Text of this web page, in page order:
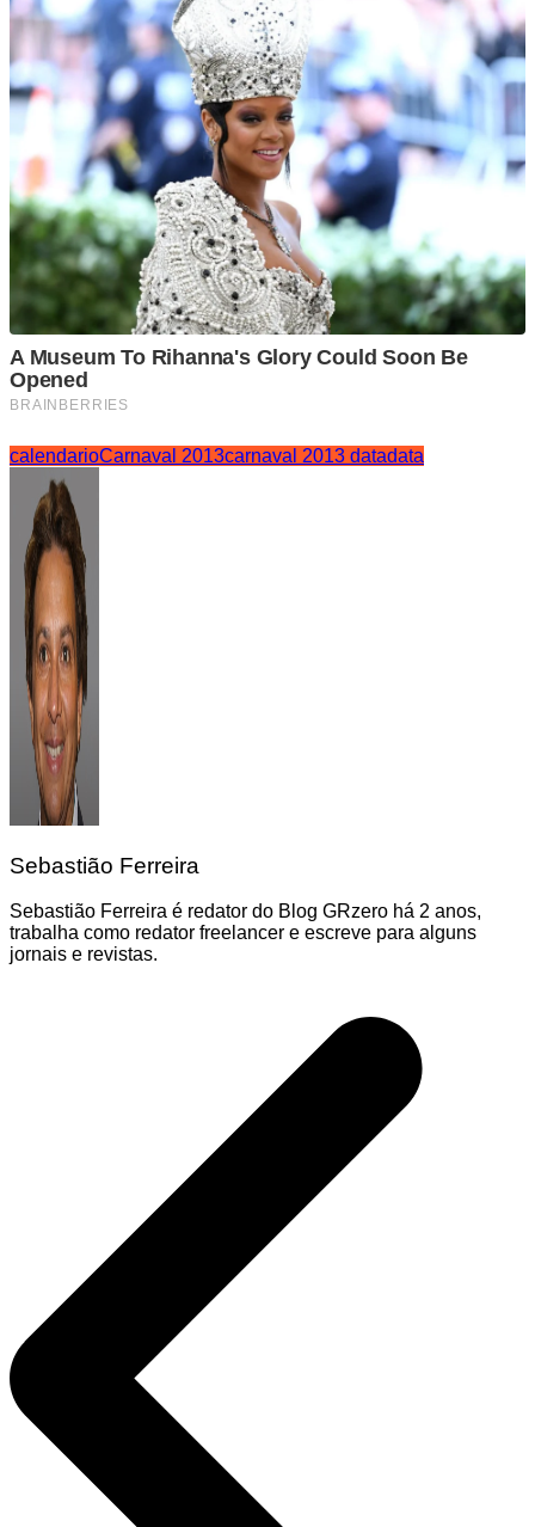
calendarioCarnaval 2013carnaval 2013 datadata
Sebastião Ferreira
Sebastião Ferreira é redator do Blog GRzero há 2 anos,
trabalha como redator freelancer e escreve para alguns
jornais e revistas.